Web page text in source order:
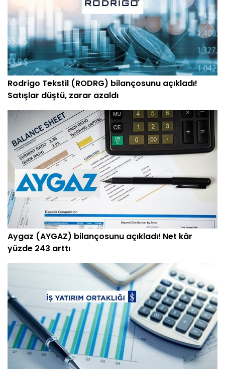
Rodrigo Tekstil (RODRG) bilançosunu açıkladı!
Satışlar düştü, zarar azaldı
Aygaz (AYGAZ) bilançosunu açıkladı! Net kâr
yüzde 243 arttı